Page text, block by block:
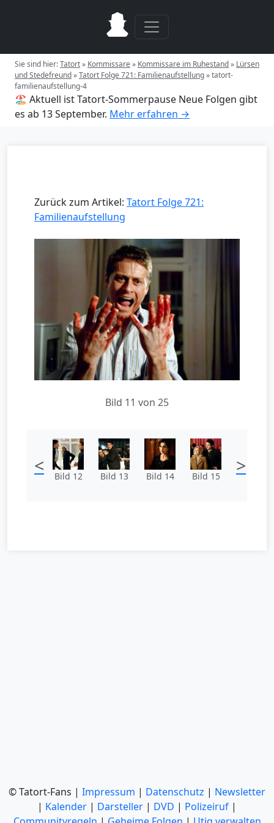
Sie sind hier:Tatort» Kommissare» Kommissare im Ruhestand» Lürsen
und Stedefreund»Tatort Folge 721: Familienaufstellung»tatort-
familienaufstellung-4
🏖️ Aktuell ist Tatort-Sommerpause Neue Folgen gibt
es ab 13 September. Mehr erfahren →
Zurück zum Artikel: Tatort Folge 721:
Familienaufstellung
Bild 11 von 25
< Bild 12 Bild 13 Bild 14 Bild 15 >
© Tatort-Fans | Impressum | Datenschutz | Newsletter
| Kalender | Darsteller | DVD | Polizeiruf |